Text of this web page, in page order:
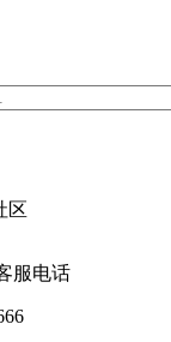
区
服电话